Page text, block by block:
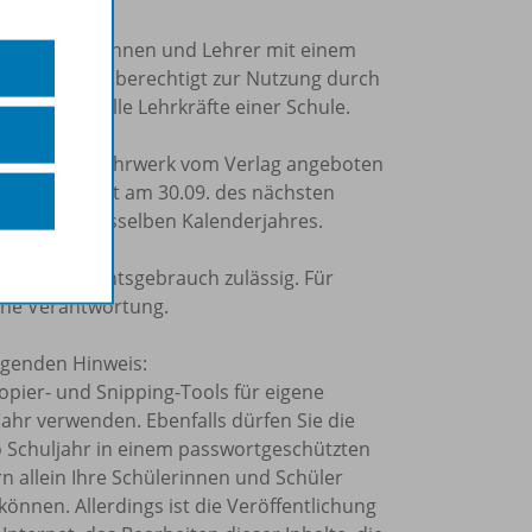
Lehrerinnen und Lehrer mit einem
berechtigt zur Nutzung durch
durch alle Lehrkräfte einer Schule.
Lehrwerk vom Verlag angeboten
am 30.09. des nächsten
30.09. desselben Kalenderjahres.
Unterrichtsgebrauch zulässig. Für
Verantwortung.
Hinweis:
und Snipping-Tools für eigene
verwenden. Ebenfalls dürfen Sie die
in einem passwortgeschützten
allein Ihre Schülerinnen und Schüler
Allerdings ist die Veröffentlichung